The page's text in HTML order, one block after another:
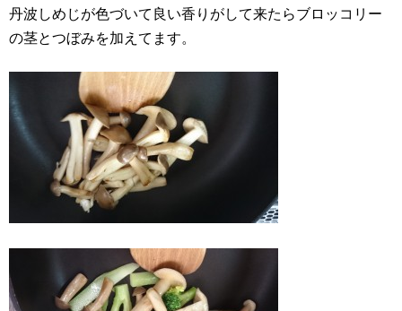
丹波しめじが色づいて良い香りがして来たらブロッコリー
の茎とつぼみを加えてます。